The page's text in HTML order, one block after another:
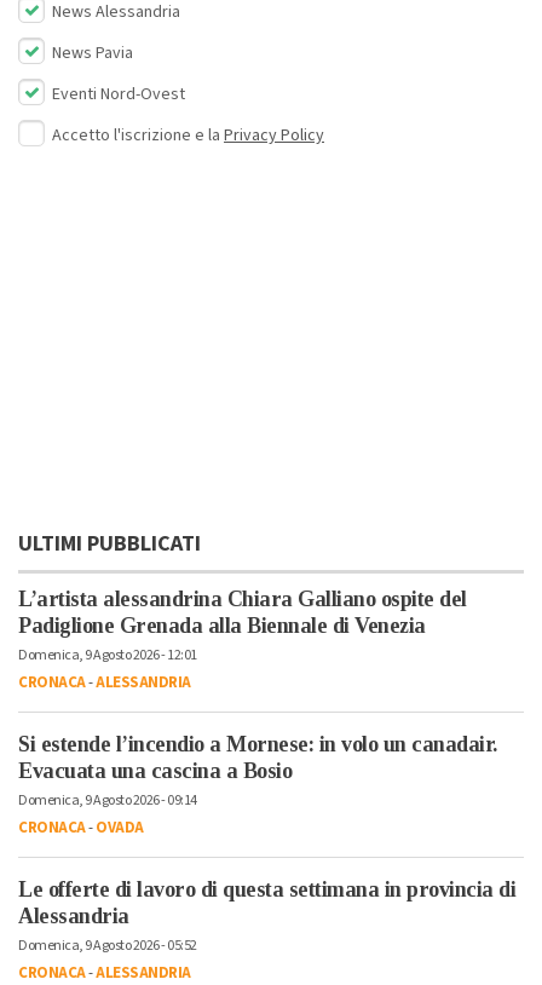
News Alessandria
News Pavia
Eventi Nord-Ovest
Accetto l'iscrizione e la Privacy Policy
ULTIMI PUBBLICATI
L’artista alessandrina Chiara Galliano ospite del
Padiglione Grenada alla Biennale di Venezia
Domenica, 9 Agosto 2026 - 12:01
CRONACA-ALESSANDRIA
Si estende l’incendio a Mornese: in volo un canadair.
Evacuata una cascina a Bosio
Domenica, 9 Agosto 2026 - 09:14
CRONACA-OVADA
Le offerte di lavoro di questa settimana in provincia di
Alessandria
Domenica, 9 Agosto 2026 - 05:52
CRONACA-ALESSANDRIA